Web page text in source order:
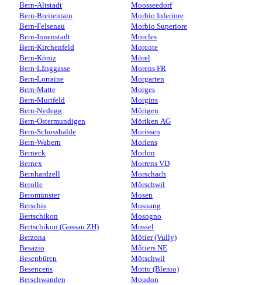
Bern-Altstadt
Bern-Breitenrain
Bern-Felsenau
Bern-Innenstadt
Bern-Kirchenfeld
Bern-Köniz
Bern-Länggasse
Bern-Lorraine
Bern-Matte
Bern-Murifeld
Bern-Nydegg
Bern-Ostermundigen
Bern-Schosshalde
Bern-Wabern
Berneck
Bernex
Bernhardzell
Berolle
Beromünster
Berschis
Bertschikon
Bertschikon (Gossau ZH)
Berzona
Besazio
Besenbüren
Besencens
Betschwanden
Moosseedorf
Morbio Inferiore
Morbio Superiore
Morcles
Morcote
Mörel
Morens FR
Morgarten
Morges
Morgins
Mörigen
Möriken AG
Morissen
Morlens
Morlon
Morrens VD
Morschach
Mörschwil
Mosen
Mosnang
Mosogno
Mossel
Môtier (Vully)
Môtiers NE
Mötschwil
Motto (Blenio)
Moudon